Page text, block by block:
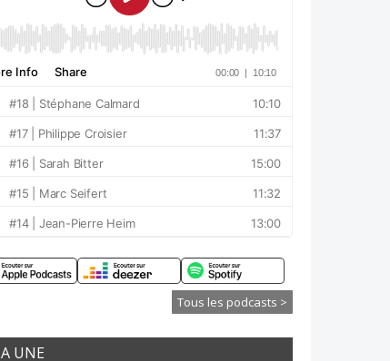
Tous les podcasts >
UNE